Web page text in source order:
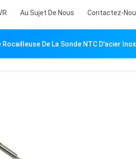
Au Sujet De Nous Contactez-
De La Sonde NTC D'acier